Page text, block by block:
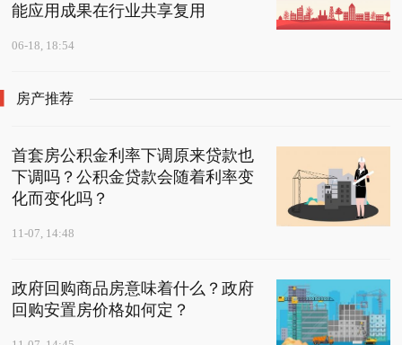
能应用成果在行业共享复用
06-18, 18:54
房产推荐
首套房公积金利率下调原来贷款也
下调吗？公积金贷款会随着利率变
化而变化吗？
11-07, 14:48
政府回购商品房意味着什么？政府
回购安置房价格如何定？